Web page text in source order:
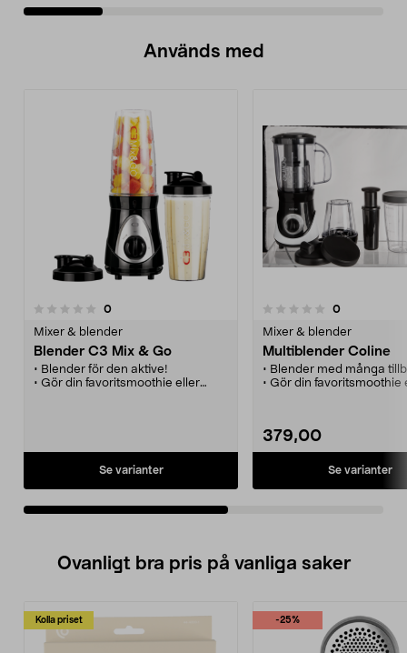
Används med
0recensioner
Mixer & blender
Blender C3 Mix & Go
• Blender för den aktive!
• Gör din favoritsmoothie eller
rengöring.
Se varianter
0.0 av 5 stjärnor 0recensioner
Mixer & blender
Multiblender Coline
• Blender med många
• Gör din favoritsmoothie
• Levereras med bägare i
storlekar.
379,00
Se varianter
0.0 av 5 stjärnor
Ovanligt bra pris på vanliga saker
Kolla priset -25%